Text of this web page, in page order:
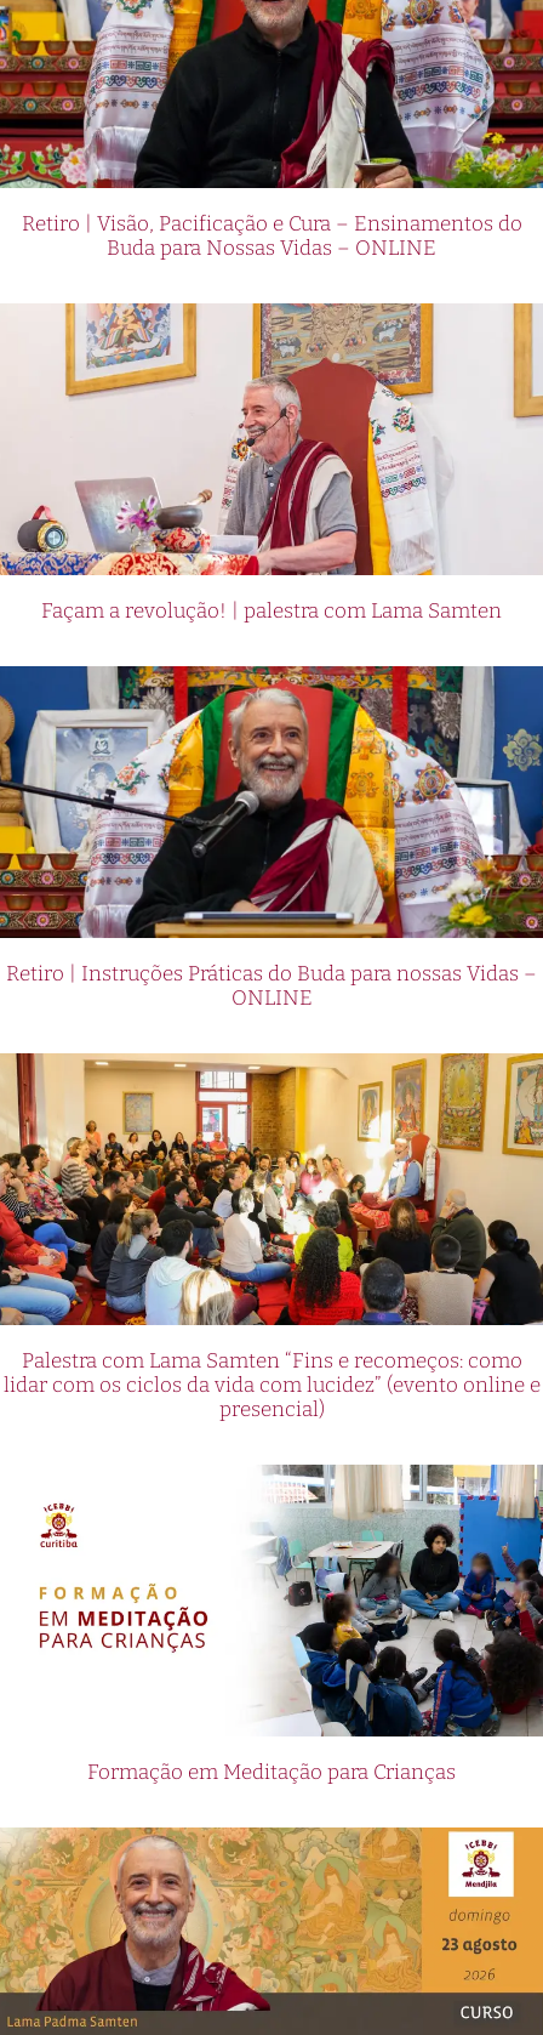
Retiro | Visão, Pacificação e Cura – Ensinamentos do
Buda para Nossas Vidas – ONLINE
Façam a revolução! | palestra com Lama Samten
Retiro | Instruções Práticas do Buda para nossas Vidas –
ONLINE
Palestra com Lama Samten “Fins e recomeços: como
lidar com os ciclos da vida com lucidez” (evento online e
presencial)
Formação em Meditação para Crianças